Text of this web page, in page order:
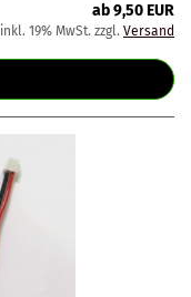
ab 9,50 EUR
inkl. 19% MwSt. zzgl. Versand